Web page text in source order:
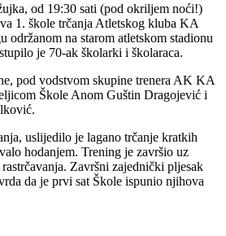
od 19:30 sati (pod okriljem noći!)
1. škole trčanja Atletskog kluba KA
na starom atletskom stadionu
je 70-ak školarki i školaraca.
pod vodstvom skupine trenera AK KA
Škole Anom Guštin Dragojević i
uslijedilo je lagano trčanje kratkih
hodanjem. Trening je završio uz
Završni zajednički pljesak
da je prvi sat Škole ispunio njihova